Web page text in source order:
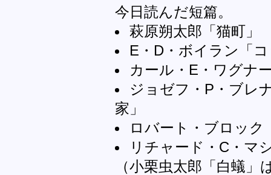
今日読んだ短篇。
萩原朔太郎「猫町」
E・D・ボイラン「
カール・E・ワグナ
ジョゼフ・P・ブレ
家」
ロバート・ブロック
リチャード・C・マ
（小栗虫太郎「白蟻